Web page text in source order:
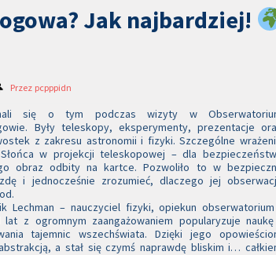
Jak najbardziej!
Przez pcpppidn
się o tym podczas wizyty w
Były teleskopy, eksperymenty, prezentacje
z zakresu astronomii i fizyki. Szczególne
w projekcji teleskopowej – dla
obraz odbity na kartce. Pozwoliło to w
i jednocześnie zrozumieć, dlaczego jej
Lechman – nauczyciel fizyki, opiekun
z ogromnym zaangażowaniem popularyzuje
tajemnic wszechświata. Dzięki jego
a stał się czymś naprawdę bliskim i…